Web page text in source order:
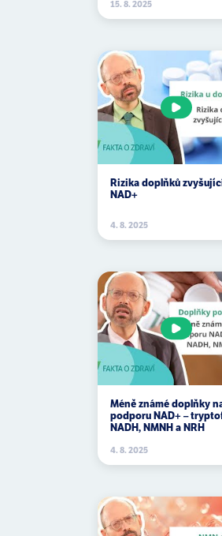
aromatáza
aromaterapie
artritida
artróza
artyčoky
aspartam
aspirin
astma
ateroskleróza
Atkinsova dieta
autofagie
autoimunitní
avokádo
15. 8. 2025
Rizika doplňků
NAD+
4. 8. 2025
Méně známé doplňky
podporu NAD+ –
NADH, NMNH a NRH
4. 8. 2025